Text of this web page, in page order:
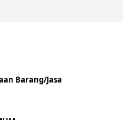
Barang/Jasa